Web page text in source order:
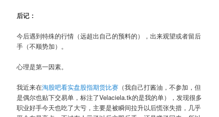
后记：
今后遇到特殊的行情（远超出自己的预料的），出来观望或者留后
手（不顺势加）。
心理是第一因素。
我近来在淘股吧看实盘股指期货比赛 （我自己打酱油，不参加，但
是偶尔也贴下交易单，标注了Velaciela.tk的是我的单），发现很多
职业好手今天也吃了大亏，主要是被瞬间拉升以后慌张失措，几乎